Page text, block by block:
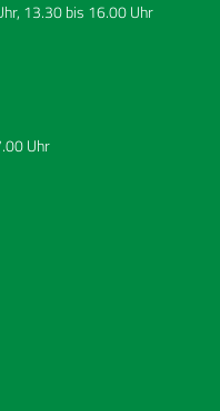
13.30 bis 16.00 Uhr
Uhr